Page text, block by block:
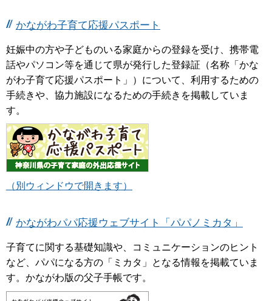
かながわ子育て応援パスポート
妊娠中の方や子どものいる家庭からの登録を受け、携帯電
話やパソコン等を通じて県が発行した登録証（名称「かな
がわ子育て応援パスポート」）について、利用するための
手続きや、協力施設になるための手続きを掲載していま
す。
（別ウィンドウで開きます）
かながわパパ応援ウェブサイト「パパノミカタ」
子育てに関する基礎知識や、コミュニケーションのヒント
など、パパになる方の「ミカタ」となる情報を掲載ていま
す。かながわ版の父子手帳です。